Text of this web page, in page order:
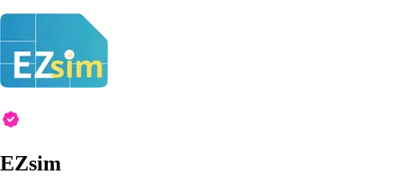
EZsim